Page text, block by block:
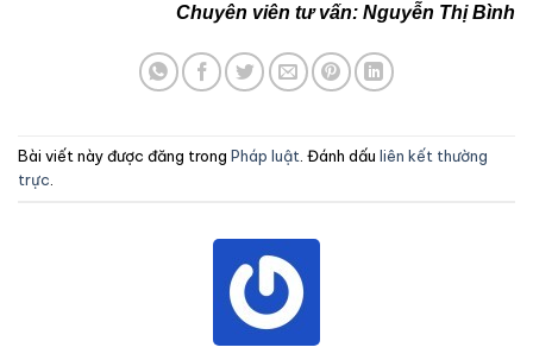
Chuyên viên tư vấn: Nguyễn Thị Bình
Bài viết này được đăng trong Pháp luật. Đánh dấu liên kết thường
trực.